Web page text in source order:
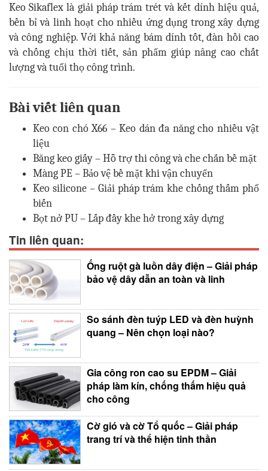
Keo Sikaflex là giải pháp trám trét và kết dính hiệu quả,
bền bỉ và linh hoạt cho nhiều ứng dụng trong xây dựng
và công nghiệp. Với khả năng bám dính tốt, đàn hồi cao
và chống chịu thời tiết, sản phẩm giúp nâng cao chất
lượng và tuổi thọ công trình.
Bài viết liên quan
Keo con chó X66 – Keo dán đa năng cho nhiều vật
liệu
Băng keo giấy – Hỗ trợ thi công và che chắn bề mặt
Màng PE – Bảo vệ bề mặt khi vận chuyển
Keo silicone – Giải pháp trám khe chống thấm phổ
biến
Bọt nở PU – Lấp đầy khe hở trong xây dựng
Tin liên quan:
Ống ruột gà luồn dây điện – Giải pháp
bảo vệ dây dẫn an toàn và linh
So sánh đèn tuýp LED và đèn huỳnh
quang – Nên chọn loại nào?
Gia công ron cao su EPDM – Giải
pháp làm kín, chống thấm hiệu quả
cho công
Cờ gió và cờ Tổ quốc – Giải pháp
trang trí và thể hiện tinh thần